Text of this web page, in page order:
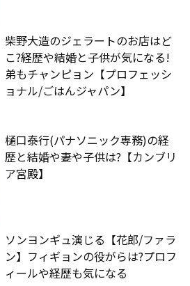
柴野大造のジェラートのお店はど
こ?経歴や結婚と子供が気になる!
弟もチャンピョン【プロフェッシ
ョナル/ごはんジャパン】
樋口泰行(パナソニック専務)の経
歴と結婚や妻や子供は?【カンブリ
ア宮殿】
ソンヨンギュ演じる【花郎/ファラ
ン】フィギョンの役がらは?プロフ
ィールや経歴も気になる